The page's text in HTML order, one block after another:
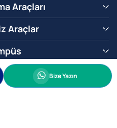
Araçları
Araçlar
Whatsapp
Bize Yazın